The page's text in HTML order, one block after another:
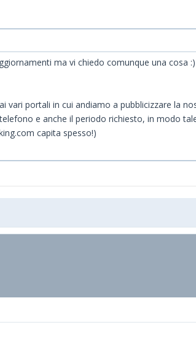
ma vi chiedo comunque una cosa :)
portali in cui andiamo a pubblicizzare la
e anche il periodo richiesto, in modo
capita spesso!)